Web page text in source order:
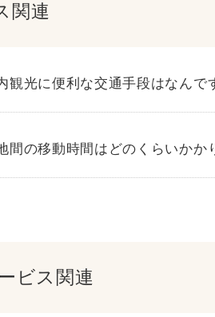
関連
観光に便利な交通手段はなんで
間の移動時間はどのくらいかか
ビス関連